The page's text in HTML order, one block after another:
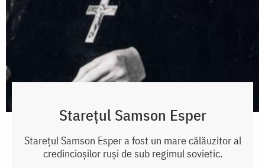
Starețul Samson Esper
Starețul Samson Esper a fost un mare călăuzitor al
credincioșilor ruși de sub regimul sovietic.